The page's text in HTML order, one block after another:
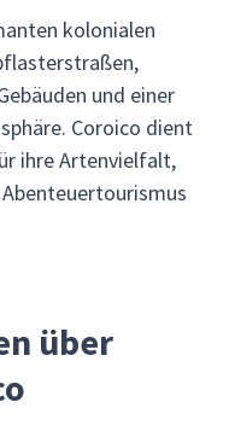
kolonialen
und einer
Coroico dient
ihre Artenvielfalt,
über